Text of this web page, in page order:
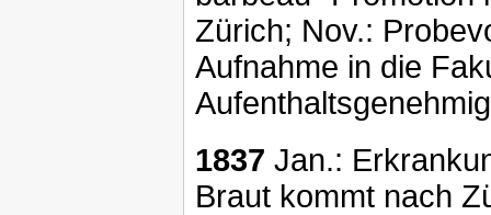
Zürich; Nov.:
Aufnahme in die
1837 Jan.:
Braut kommt nach